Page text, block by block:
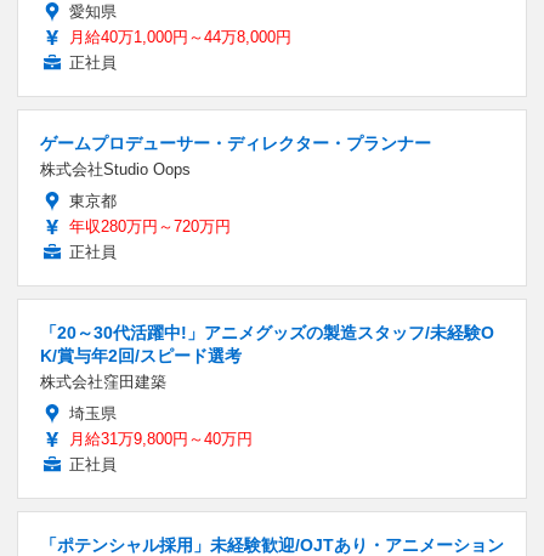
愛知県
月給40万1,000円～44万8,000円
正社員
ゲームプロデューサー・ディレクター・プランナー
株式会社Studio Oops
東京都
年収280万円～720万円
正社員
「20～30代活躍中!」アニメグッズの製造スタッフ/未経験O
K/賞与年2回/スピード選考
株式会社窪田建築
埼玉県
月給31万9,800円～40万円
正社員
「ポテンシャル採用」未経験歓迎/OJTあり・アニメーション